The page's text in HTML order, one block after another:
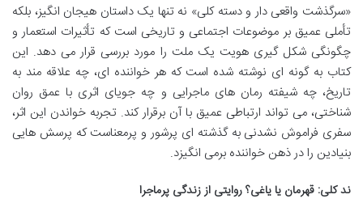
«سرگذشت واقعی دار و دسته کلی» نه تنها یک داستان هیجان انگیز، بلکه
تأملی عمیق بر موضوعات اجتماعی و تاریخی است که تأثیرات استعمار و
چگونگی شکل گیری هویت یک ملت را مورد بررسی قرار می دهد. این
کتاب به گونه ای نوشته شده است که هر خواننده ای، چه علاقه مند به
تاریخ، چه شیفته رمان های ماجرایی و چه جویای اثری با عمق روان
شناختی، می تواند ارتباطی عمیق با آن برقرار کند. تجربه خواندن این اثر،
سفری فراموش نشدنی به گذشته ای پرشور و پرمعناست که پرسش هایی
بنیادین را در ذهن خواننده برمی انگیزد.
ند کلی: قهرمان یا یاغی؟ روایتی از زندگی پرماجرا